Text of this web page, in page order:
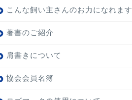
こんな飼い主さんのお力になれます
著書のご紹介
肩書きについて
協会会員名簿